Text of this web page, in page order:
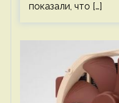
показали, что […]